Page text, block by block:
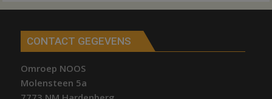
CONTACT GEGEVENS
Omroep NOOS
Molensteen 5a